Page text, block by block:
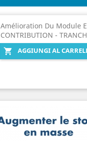
Amélioration Du Module
CONTRIBUTION -

AGGIUNGI AL